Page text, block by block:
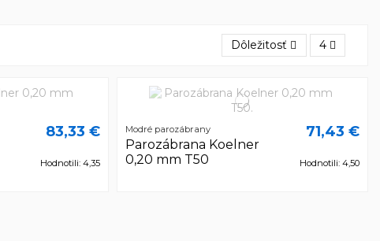
Dôležitosť 4
83,33 €
Hodnotili: 4,35
Modré parozábrany
Parozábrana Koelner
0,20 mm T50
71,43 €
Hodnotili: 4,50